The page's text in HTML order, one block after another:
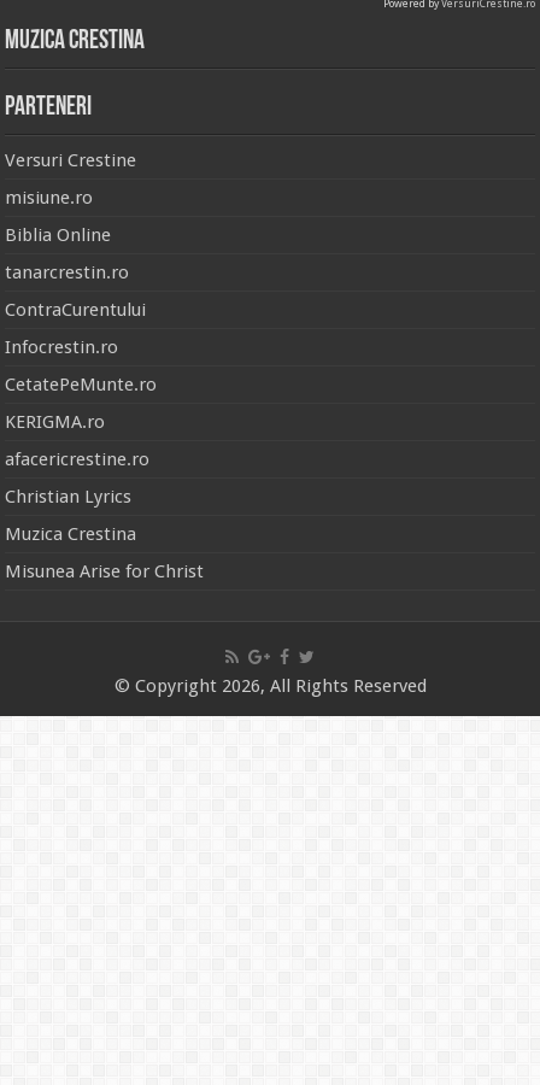
Powered byVersuriCrestine.ro
Muzica Crestina
Parteneri
Versuri Crestine
misiune.ro
Biblia Online
tanarcrestin.ro
ContraCurentului
Infocrestin.ro
CetatePeMunte.ro
KERIGMA.ro
afacericrestine.ro
Christian Lyrics
Muzica Crestina
Misunea Arise for Christ
© Copyright 2026, All Rights Reserved